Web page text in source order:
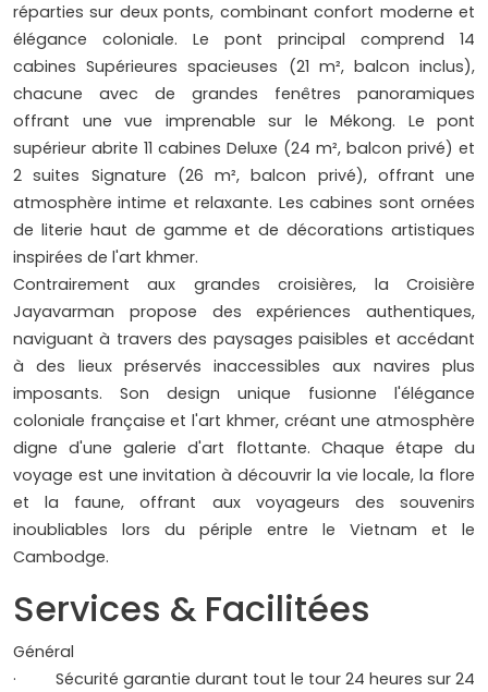
réparties sur deux ponts, combinant confort moderne et
élégance coloniale. Le pont principal comprend 14
cabines Supérieures spacieuses (21 m², balcon inclus),
chacune avec de grandes fenêtres panoramiques
offrant une vue imprenable sur le Mékong. Le pont
supérieur abrite 11 cabines Deluxe (24 m², balcon privé) et
2 suites Signature (26 m², balcon privé), offrant une
atmosphère intime et relaxante. Les cabines sont ornées
de literie haut de gamme et de décorations artistiques
inspirées de l'art khmer.
Contrairement aux grandes croisières, la Croisière
Jayavarman propose des expériences authentiques,
naviguant à travers des paysages paisibles et accédant
à des lieux préservés inaccessibles aux navires plus
imposants. Son design unique fusionne l'élégance
coloniale française et l'art khmer, créant une atmosphère
digne d'une galerie d'art flottante. Chaque étape du
voyage est une invitation à découvrir la vie locale, la flore
et la faune, offrant aux voyageurs des souvenirs
inoubliables lors du périple entre le Vietnam et le
Cambodge.
Services & Facilitées
Général
· Sécurité garantie durant tout le tour 24 heures sur 24